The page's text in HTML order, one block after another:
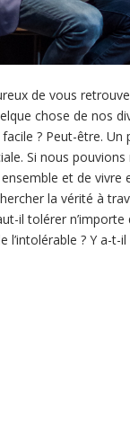
de vous
chose de nos
? Peut-être.
Si nous
et de
la vérité à
il tolérer
l’intolérable ? Y a-